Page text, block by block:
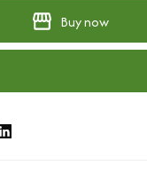
Buy now